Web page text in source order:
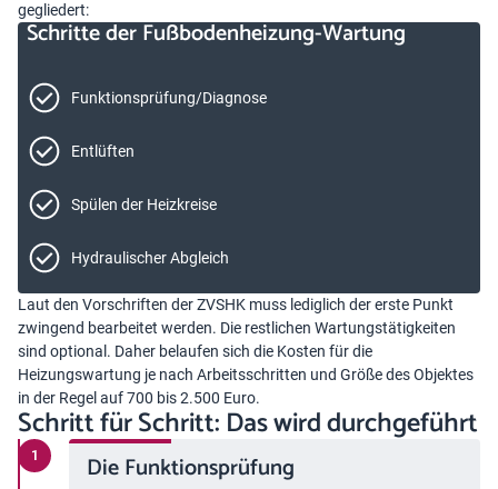
gegliedert:
Schritte der Fußbodenheizung-Wartung
Funktionsprüfung/Diagnose
Entlüften
Spülen der Heizkreise
Hydraulischer Abgleich
Laut den Vorschriften der ZVSHK muss lediglich der erste Punkt
zwingend bearbeitet werden. Die restlichen Wartungstätigkeiten
sind optional. Daher belaufen sich die Kosten für die
Heizungswartung je nach Arbeitsschritten und Größe des Objektes
in der Regel auf 700 bis 2.500 Euro.
Schritt für Schritt: Das wird durchgeführt
Die Funktionsprüfung